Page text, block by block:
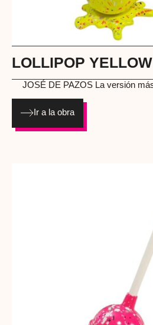
LOLLIPOP YELLOW
JOSÉ DE PAZOS
fusionando infancia, cultura
para empezar o
Ir a la obra